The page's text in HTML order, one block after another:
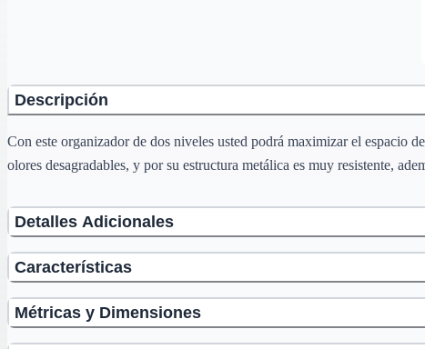
Descripción
Con este organizador de dos niveles usted podrá maximizar el espacio
olores desagradables, y por su estructura metálica es muy resistente,
Detalles Adicionales
Características
Métricas y Dimensiones